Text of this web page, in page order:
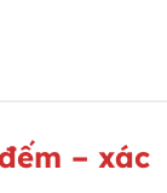
– xác